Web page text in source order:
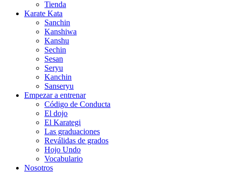
Tienda
Karate Kata
Sanchin
Kanshiwa
Kanshu
Sechin
Sesan
Seryu
Kanchin
Sanseryu
Empezar a entrenar
Código de Conducta
El dojo
El Karategi
Las graduaciones
Reválidas de grados
Hojo Undo
Vocabulario
Nosotros